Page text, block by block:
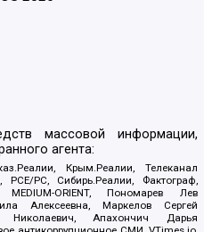
массовой информации,
агента:
Крым.Реалии, Телеканал
PC, Сибирь.Реалии, Фактограф,
ORIENT, Пономарев Лев
Алексеевна, Маркелов Сергей
Николаевич, Апахончич Дарья